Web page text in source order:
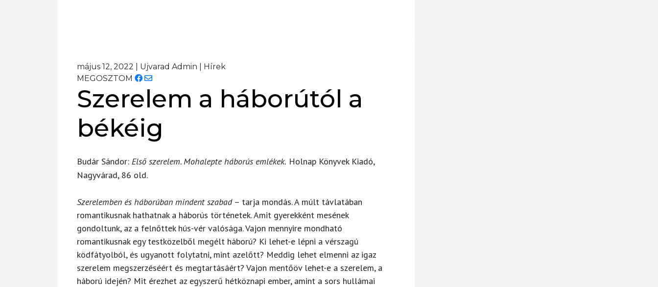
május 12, 2022 Ujvarad Admin
Hírek
MEGOSZTOM
Szerelem a háborútól a
békéig
Budár Sándor: Első szerelem. Mohalepte háborús emlékek. Holnap Könyvek Kiadó,
Nagyvárad, 86 old.
Szerelemben és háborúban mindent szabad– tarja mondás. A múlt távlatában
romantikusnak hathatnak a háborús történetek. Amit gyerekként mesének
gondoltunk, az a felnőttek hús-vér valósága. Vajon mennyire mondható
romantikusnak egy testközelből megélt háború? Ki lehet-e lépni a vérszagú
ködfátyolból, és ugyanott folytatni, mint azelőtt? Meddig lehet elmenni az igaz
szerelem megszerzéséért és megtartásáért? Vajon mentőöv lehet-e a szerelem, a
háború idején? Mit érezhet az egyszerű hétköznapi ember, amint a sors hullámai